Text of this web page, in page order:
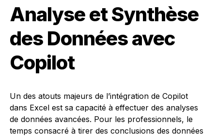
Analyse et Synthèse
des Données avec
Copilot
Un des atouts majeurs de l’intégration de Copilot
dans Excel est sa capacité à effectuer des analyses
de données avancées. Pour les professionnels, le
temps consacré à tirer des conclusions des données